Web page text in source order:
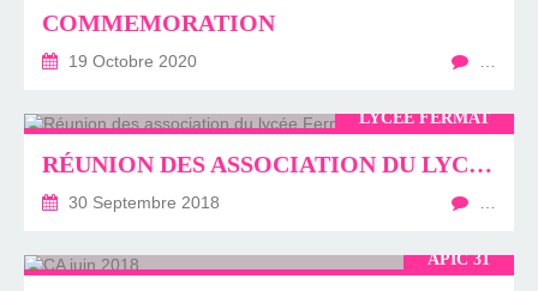
COMMEMORATION
19 Octobre 2020
LYCÉE FERMAT
RÉUNION DES ASSOCIATION DU LYCÉE FERMAT (SEPTEMBRE 2018)
30 Septembre 2018
APIC 31